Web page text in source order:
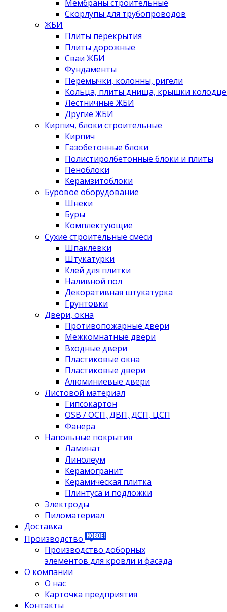
Мембраны строительные
Скорлупы для трубопроводов
ЖБИ
Плиты перекрытия
Плиты дорожные
Сваи ЖБИ
Фундаменты
Перемычки, колонны, ригели
Кольца, плиты днища, крышки
Лестничные ЖБИ
Другие ЖБИ
Кирпич, блоки строительные
Кирпич
Газобетонные блоки
Полистиролбетонные блоки и плиты
Пеноблоки
Керамзитоблоки
Буровое оборудование
Шнеки
Буры
Комплектующие
Сухие строительные смеси
Шпаклёвки
Штукатурки
Клей для плитки
Наливной пол
Декоративная штукатурка
Грунтовки
Двери, окна
Противопожарные двери
Межкомнатные двери
Входные двери
Пластиковые окна
Пластиковые двери
Алюминиевые двери
Листовой материал
Гипсокартон
OSB / ОСП, ДВП, ДСП, ЦСП
Фанера
Напольные покрытия
Ламинат
Линолеум
Керамогранит
Керамическая плитка
Плинтуса и подложки
Электроды
Пиломатериал
Доставка
Производство
Производство доборных
элементов для кровли и фасада
О компании
О нас
Карточка предприятия
Контакты